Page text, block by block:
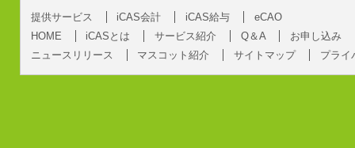
提供サービス iCAS会計 iCAS給与
eCAO
HOME
iCASとは サービス紹介 Q＆A
お申し込み
ニュースリリース
マスコット紹介 サイトマップ プライ